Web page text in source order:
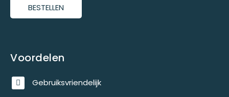
BESTELLEN
Voordelen
Gebruiksvriendelijk